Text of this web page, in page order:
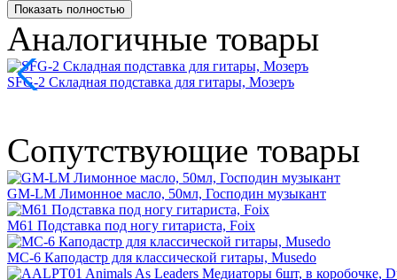
Показать полностью
Аналогичные товары
SFG-2 Складная подставка для гитары, Мозеръ
Сопутствующие товары
GM-LM Лимонное масло, 50мл, Господин музыкант
M61 Подставка под ногу гитариста, Foix
MC-6 Каподастр для классической гитары, Musedo